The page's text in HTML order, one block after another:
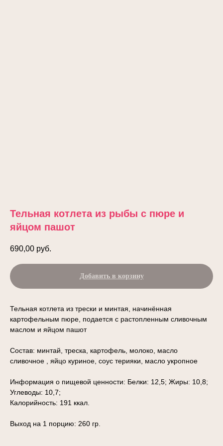
Тельная котлета из рыбы с пюре и
яйцом пашот
690,00 руб.
Добавить в корзину
Тельная котлета из трески и минтая, начинённая
картофельным пюре, подается с растопленным сливочным
маслом и яйцом пашот
Состав: минтай, треска, картофель, молоко, масло
сливочное , яйцо куриное, соус терияки, масло укропное
Информация о пищевой ценности: Белки: 12,5; Жиры: 10,8;
Углеводы: 10,7;
Калорийность: 191 ккал.
Выход на 1 порцию: 260 гр.